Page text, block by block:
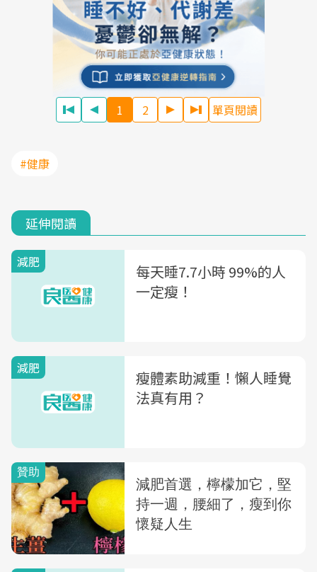
1 2 單頁閱讀
#健康
延伸閱讀
減肥
每天睡7.7小時 99%的人
一定瘦！
減肥
瘦體素助減重！懶人睡覺
法真有用？